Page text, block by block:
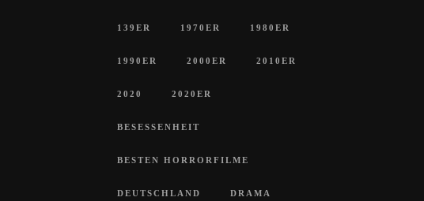
139ER 1970ER 1980ER
1990ER 2000ER 2010ER
2020 2020ER
BESESSENHEIT
BESTEN HORRORFILME
DEUTSCHLAND DRAMA